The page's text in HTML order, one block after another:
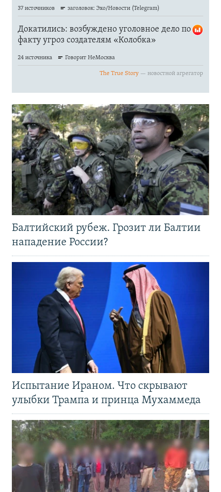
Балтийский рубеж. Грозит ли Балтии
нападение России?
Испытание Ираном. Что скрывают
улыбки Трампа и принца Мухаммеда